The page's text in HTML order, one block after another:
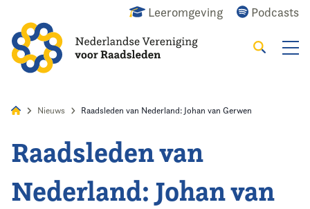
Leeromgeving Podcasts
Zoeken
Home
Agenda
Nieuws Raadsleden van Nederland: Johan van Gerwen
Raadsleden van
Nederland: Johan van